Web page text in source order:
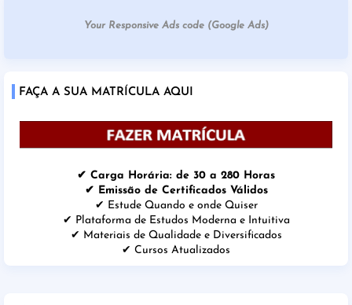
Your Responsive Ads code (Google Ads)
FAÇA A SUA MATRÍCULA AQUI
✔ Carga Horária: de 30 a 280 Horas
✔ Emissão de Certificados Válidos
✔ Estude Quando e onde Quiser
✔ Plataforma de Estudos Moderna e Intuitiva
✔ Materiais de Qualidade e Diversificados
✔ Cursos Atualizados